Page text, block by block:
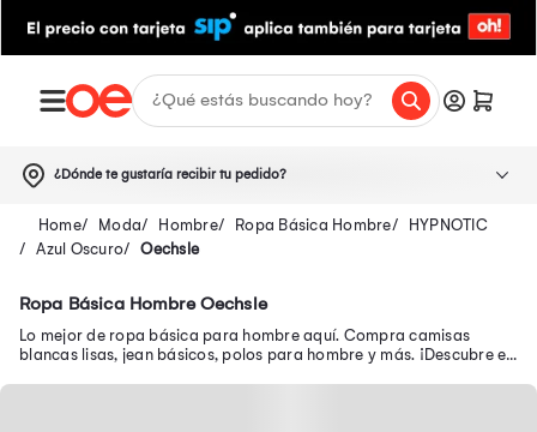
¿Dónde te gustaría recibir tu pedido?
Moda Hombre Ropa Básica Hombre
HYPNOTIC
Azul Oscuro
Oechsle
Ropa Básica Hombre Oechsle
Lo mejor de ropa básica para hombre aquí. Compra camisas
blancas lisas, jean básicos, polos para hombre y más. ¡Descubre en